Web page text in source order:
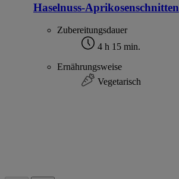
Haselnuss-Aprikosenschnitten
Zubereitungsdauer
4 h 15 min.
Ernährungsweise
Vegetarisch